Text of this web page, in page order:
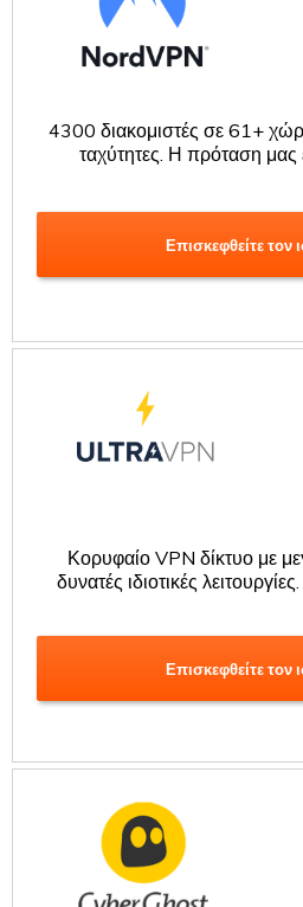
4300 διακομιστές σε 61+
ταχύτητες. Η πρόταση μας
Επισκεφθείτε τον
Κορυφαίο VPN δίκτυο με
δυνατές ιδιοτικές
Επισκεφθείτε τον